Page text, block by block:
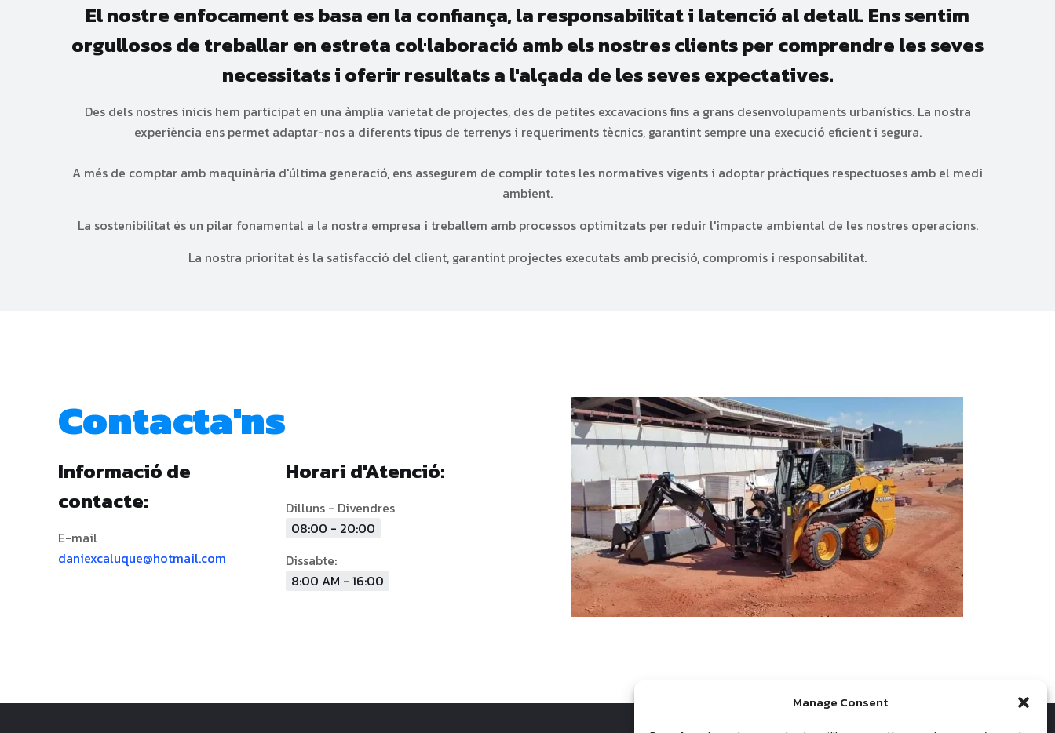
Manage Consent
El nostre enfocament es basa en la confiança, la responsabilitat i latenció al detall. Ens sentim
orgullosos de treballar en estreta col·laboració amb els nostres clients per comprendre les seves
necessitats i oferir resultats a l'alçada de les seves expectatives.
Des dels nostres inicis hem participat en una àmplia varietat de projectes, des de petites excavacions fins a grans desenvolupaments urbanístics. La nostra
experiència ens permet adaptar-nos a diferents tipus de terrenys i requeriments tècnics, garantint sempre una execució eficient i segura.
A més de comptar amb maquinària d'última generació, ens assegurem de complir totes les normatives vigents i adoptar pràctiques respectuoses amb el medi
ambient.
La sostenibilitat és un pilar fonamental a la nostra empresa i treballem amb processos optimitzats per reduir l'impacte ambiental de les nostres operacions.
La nostra prioritat és la satisfacció del client, garantint projectes executats amb precisió, compromís i responsabilitat.
Contacta'ns
Informació de
contacte:
E-mail
daniexcaluque@hotmail.com
Horari d'Atenció:
Dilluns - Divendres
08:00 - 20:00
Dissabte:
8:00 AM - 16:00